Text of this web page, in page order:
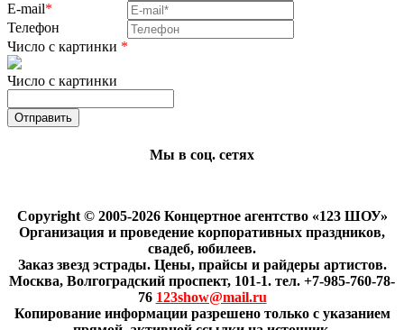
E-mail*
Телефон
Число с картинки *
Число с картинки
Мы в соц. сетях
Copyright © 2005-2026 Концертное агентство «123 ШОУ»
Организация и проведение корпоративных праздников,
свадеб, юбилеев.
Заказ звезд эстрады. Цены, прайсы и райдеры артистов.
Москва, Волгоградский проспект, 101-1. тел. +7-985-760-78-
76 123show@mail.ru
Копирование информации разрешено только с указанием